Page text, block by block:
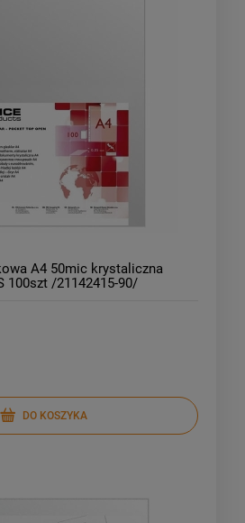
A4 50mic krystaliczna
100szt /21142415-90/
DO KOSZYKA